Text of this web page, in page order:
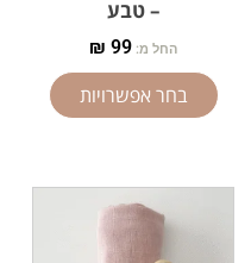
– טבע
החל מ: ₪ 99
בחר אפשרויות